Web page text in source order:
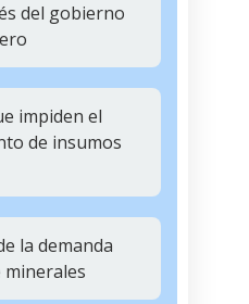
del gobierno
impiden el
de insumos
la demanda